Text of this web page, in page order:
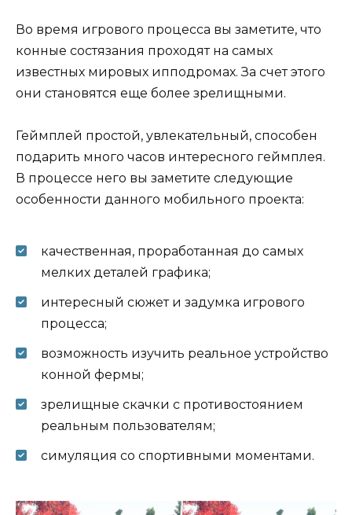
Во время игрового процесса вы заметите, что
конные состязания проходят на самых
известных мировых ипподромах. За счет этого
они становятся еще более зрелищными.
Геймплей простой, увлекательный, способен
подарить много часов интересного геймплея.
В процессе него вы заметите следующие
особенности данного мобильного проекта:
качественная, проработанная до самых
мелких деталей графика;
интересный сюжет и задумка игрового
процесса;
возможность изучить реальное устройство
конной фермы;
зрелищные скачки с противостоянием
реальным пользователям;
симуляция со спортивными моментами.